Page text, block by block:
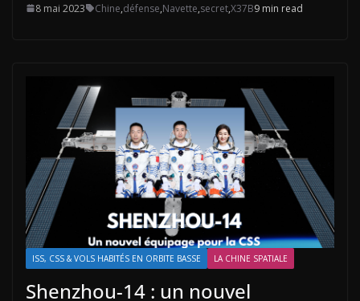
8 mai 2023 Chine,défense,Navette,secret,X37B9 min read
ISS, CSS & VOLS HABITÉS EN ORBITE BASSE LA CHINE SPATIALE
Shenzhou-14 : un nouvel